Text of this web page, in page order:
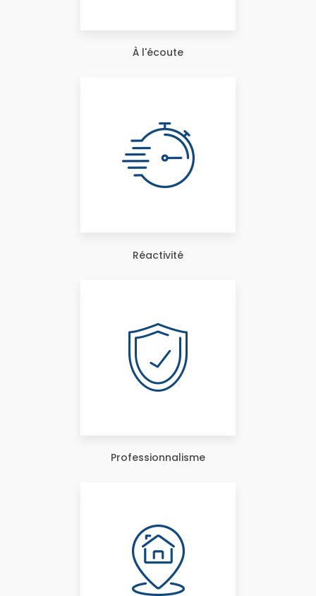
À l'écoute
Réactivité
Professionnalisme